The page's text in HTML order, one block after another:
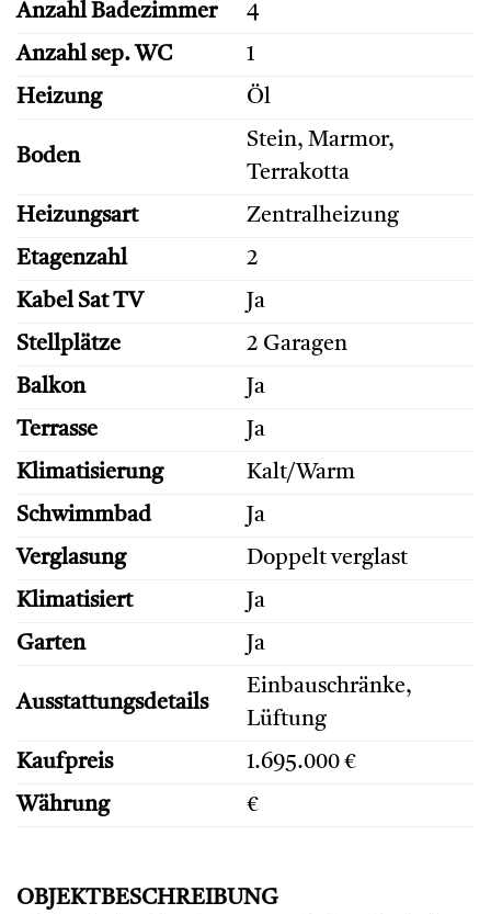
Anzahl Badezimmer
4
Anzahl sep. WC
1
Heizung
Öl
Boden
Stein, Marmor,
Terrakotta
Heizungsart
Zentralheizung
Etagenzahl
2
Kabel Sat TV
Ja
Stellplätze
2 Garagen
Balkon
Ja
Terrasse
Ja
Klimatisierung
Kalt/Warm
Schwimmbad
Ja
Verglasung
Doppelt verglast
Klimatisiert
Ja
Garten
Ja
Ausstattungsdetails
Einbauschränke,
Lüftung
Kaufpreis
1.695.000 €
Währung
€
OBJEKTBESCHREIBUNG